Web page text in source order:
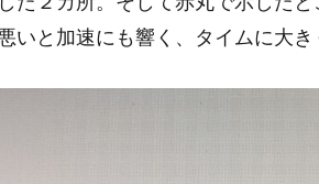
いと加速にも響く、タイムに大き